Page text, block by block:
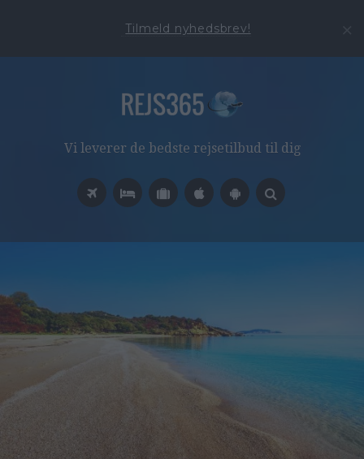
Tilmeld nyhedsbrev!
Vi leverer de bedste rejsetilbud til dig